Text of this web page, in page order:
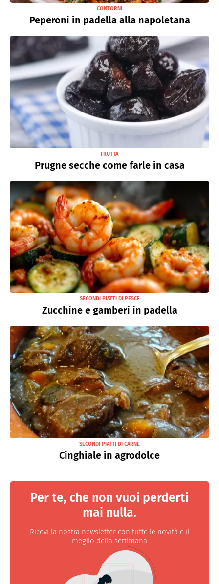
CONTORNI
Peperoni in padella alla napoletana
FRUTTA
Prugne secche come farle in casa
SECONDI PIATTI DI PESCE
Zucchine e gamberi in padella
SECONDI PIATTI DI CARNE
Cinghiale in agrodolce
Per te, che non vuoi perderti
mai nulla.
Ricevi la nostra newsletter con tutte le novità e il
meglio della settimana